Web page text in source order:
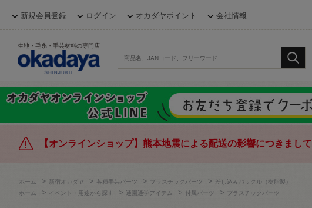
新規会員登録 ログイン オカダヤポイント 会社情報
生地・毛糸・手芸材料の専門店
【オンラインショップ】熊本地震による配送の影響につきまして
ホーム > 新宿オカダヤ > 各種手芸パーツ > プラスチックパーツ > 差し込みバックル（樹脂製）
ホーム
> イベント・用途から探す > 通園通学アイテム > 付属パーツ > プラスチックパーツ